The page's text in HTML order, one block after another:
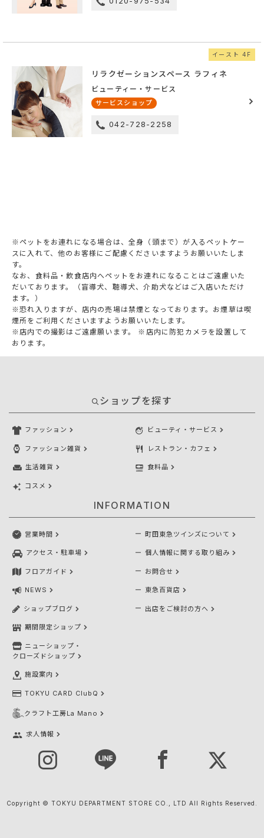
リラクゼーションスペース ラフィネ
ビューティー・サービス
サービスショップ
イースト 4F
042-728-2258
※ペットをお連れになる場合は、全身（頭まで）が入るペットケー
スに入れて、他のお客様にご配慮くださいますようお願いいたしま
す。
なお、食料品・飲食店内へペットをお連れになることはご遠慮いた
だいております。（盲導犬、聴導犬、介助犬などはご入店いただけ
ます。）
※恐れ入りますが、店内の売場は禁煙となっております。お煙草は喫
煙所をご利用くださいますようお願いいたします。
※店内での撮影はご遠慮願います。 ※店内に防犯カメラを設置して
おります。
ショップを探す
ファッション
ファッション雑貨
生活雑貨
コスメ
ビューティ・サービス
レストラン・カフェ
食料品
INFORMATION
営業時間
アクセス・駐車場
フロアガイド
NEWS
ショップブログ
期間限定ショップ
ニューショップ・
クローズドショップ
施設案内
TOKYU CARD ClubQ
クラフト工房La Mano
求人情報
町田東急ツインズについて
個人情報に関する取り組み
お問合せ
東急百貨店
出店をご検討の方へ
Copyright © TOKYU DEPARTMENT STORE CO., LTD All Rights Reserved.